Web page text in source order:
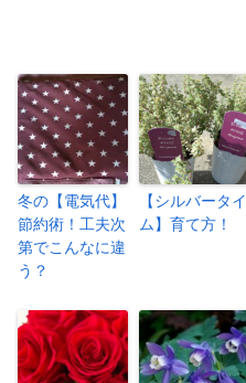
冬の【電気代】
節約術！工夫次
第でこんなに違
う？
【シルバータイ
ム】育て方！